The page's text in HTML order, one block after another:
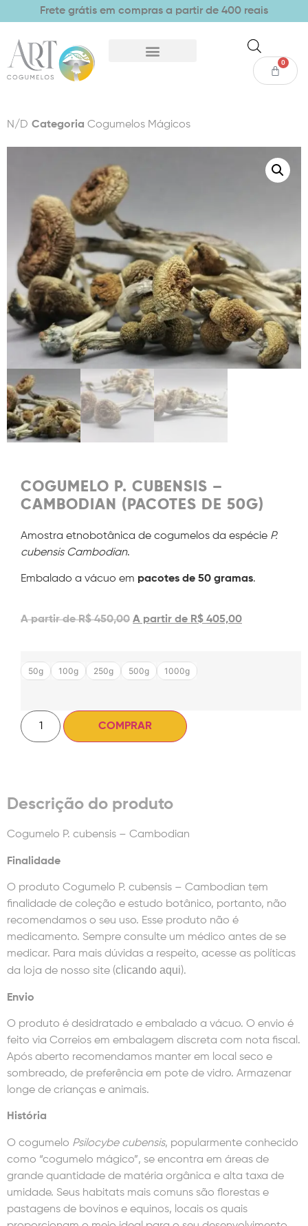
Frete grátis em compras a partir de 400 reais
0
N/D Categoria Cogumelos Mágicos
COGUMELO P. CUBENSIS –
CAMBODIAN (PACOTES DE 50G)
Amostra etnobotânica de cogumelos da espécie P.
cubensis Cambodian.
Embalado a vácuo em pacotes de 50 gramas.
A partir deR$450,00 A partir de R$ 405,00
50g 100g 250g 500g 1000g
COMPRAR
Descrição do produto
Cogumelo P. cubensis – Cambodian
Finalidade
O produto Cogumelo P. cubensis – Cambodian tem
finalidade de coleção e estudo botânico, portanto, não
recomendamos o seu uso. Esse produto não é
medicamento. Sempre consulte um médico antes de se
medicar. Para mais dúvidas a respeito, acesse as políticas
da loja de nosso site (clicando aqui).
Envio
O produto é desidratado e embalado a vácuo. O envio é
feito via Correios em embalagem discreta com nota fiscal.
Após aberto recomendamos manter em local seco e
sombreado, de preferência em pote de vidro. Armazenar
longe de crianças e animais.
História
O cogumelo Psilocybe cubensis, popularmente conhecido
como “cogumelo mágico”, se encontra em áreas de
grande quantidade de matéria orgânica e alta taxa de
umidade. Seus habitats mais comuns são florestas e
pastagens de bovinos e equinos, locais os quais